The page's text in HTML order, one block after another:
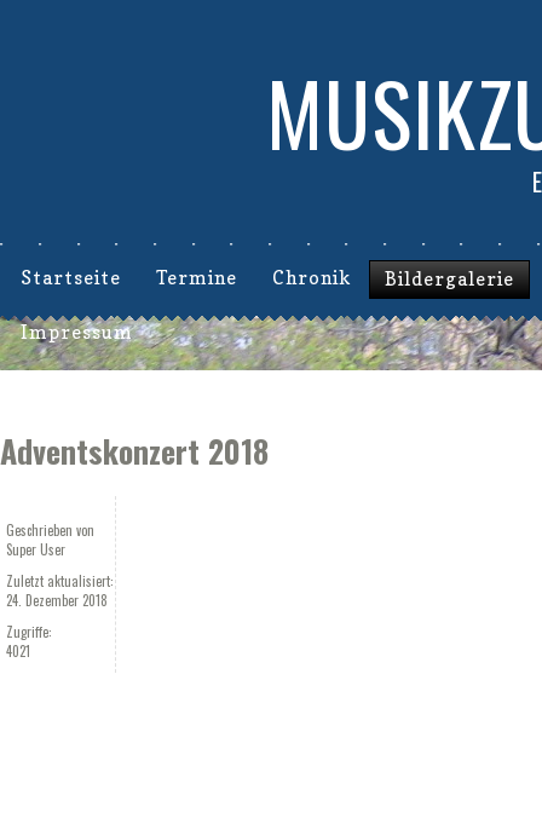
Startseite Termine Chronik Bildergalerie
Impressum
Adventskonzert 2018
Geschrieben von
Super User
Zuletzt aktualisiert:
24. Dezember 2018
Zugriffe:
4021